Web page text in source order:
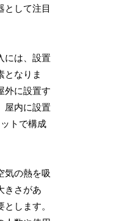
として注目
には、設置
となりま
外に設置す
屋内に設置
トで構成
気の熱を吸
きさがあ
します。